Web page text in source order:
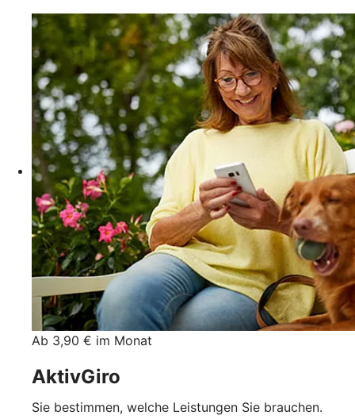
Ab 3,90 € im Monat
AktivGiro
Sie bestimmen, welche Leistungen Sie brauchen.